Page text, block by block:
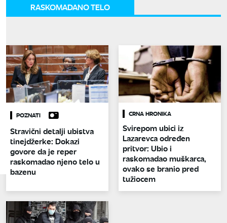
RASKOMADANO TELO
POZNATI
Stravični detalji ubistva
tinejdžerke: Dokazi
govore da je reper
raskomadao njeno telo u
bazenu
CRNA HRONIKA
Svirepom ubici iz
Lazarevca određen
pritvor: Ubio i
raskomadao muškarca,
ovako se branio pred
tužiocem